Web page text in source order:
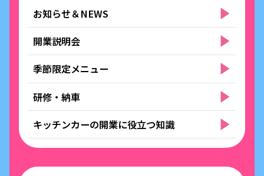
お知らせ＆NEWS
開業説明会
季節限定メニュー
研修・納車
キッチンカーの開業に役立つ知識